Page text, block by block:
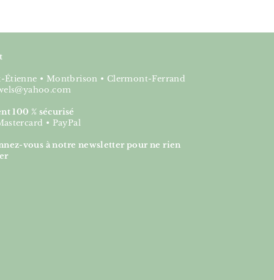
Étienne • Montbrison • Clermont-Ferrand
100 % sécurisé
• PayPal
vous à notre newsletter pour ne rien